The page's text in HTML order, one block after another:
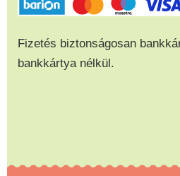
Fizetés biztonságosan
bankkártya nélkül.